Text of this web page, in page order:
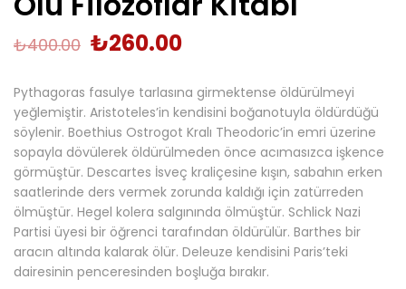
₺400.00 ₺260.00
Pythagoras fasulye tarlasına girmektense öldürülmeyi
yeğlemiştir. Aristoteles’in kendisini boğanotuyla öldürdüğü
söylenir. Boethius Ostrogot Kralı Theodoric’in emri üzerine
sopayla dövülerek öldürülmeden önce acımasızca işkence
görmüştür. Descartes İsveç kraliçesine kışın, sabahın erken
saatlerinde ders vermek zorunda kaldığı için zatürreden
ölmüştür. Hegel kolera salgınında ölmüştür. Schlick Nazi
Partisi üyesi bir öğrenci tarafından öldürülür. Barthes bir
aracın altında kalarak ölür. Deleuze kendisini Paris’teki
dairesinin penceresinden boşluğa bırakır.